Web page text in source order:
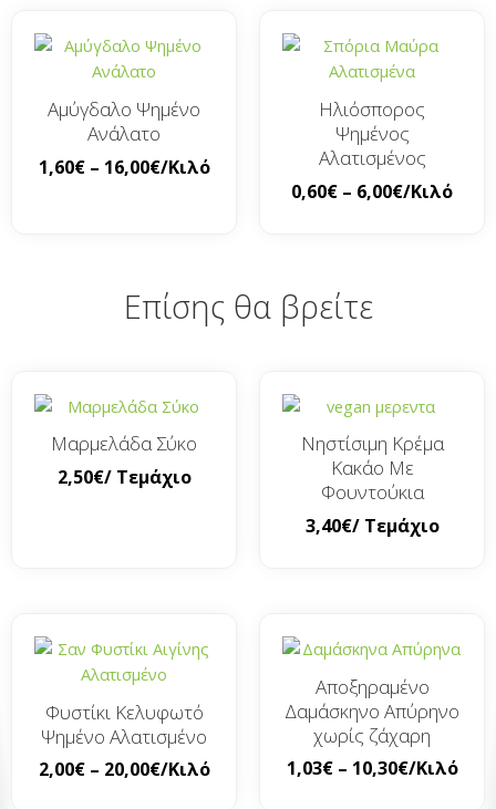
Αμύγδαλο Ψημένο
Ανάλατο
1,60€ – 16,00€/Κιλό
Ηλιόσπορος
Ψημένος
Αλατισμένος
0,60€ – 6,00€/Κιλό
Επίσης θα βρείτε
Μαρμελάδα Σύκο
2,50€/ Τεμάχιο
Νηστίσιμη Κρέμα
Κακάο Με
Φουντούκια
3,40€/ Τεμάχιο
Φυστίκι Κελυφωτό
Ψημένο Αλατισμένο
2,00€ – 20,00€/Κιλό
Αποξηραμένο
Δαμάσκηνο Απύρηνο
χωρίς ζάχαρη
1,03€ – 10,30€/Κιλό